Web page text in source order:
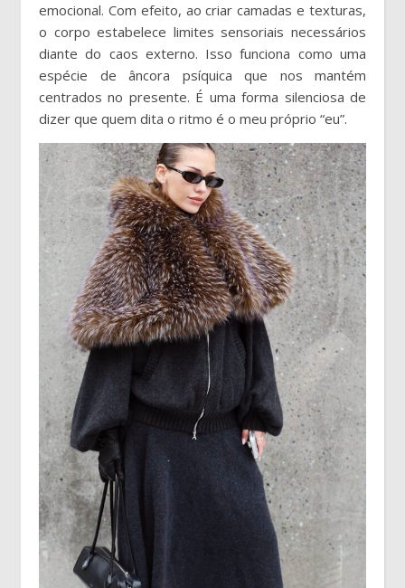
emocional. Com efeito, ao criar camadas e texturas,
o corpo estabelece limites sensoriais necessários
diante do caos externo. Isso funciona como uma
espécie de âncora psíquica que nos mantém
centrados no presente. É uma forma silenciosa de
dizer que quem dita o ritmo é o meu próprio “eu”.